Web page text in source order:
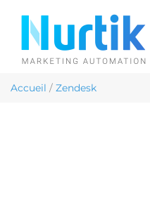
Accueil / Zendesk